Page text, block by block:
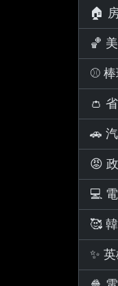
🏠
🏀
⚾
👛
🚗
😡
💻
🥰
✨